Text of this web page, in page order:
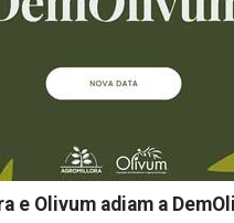
e Olivum adiam a